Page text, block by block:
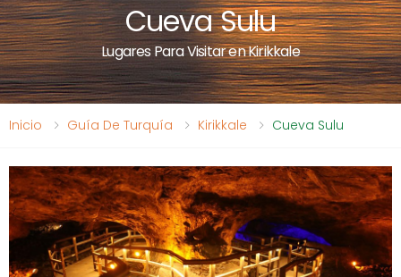
Cueva Sulu
Lugares Para Visitar en Kirikkale
Inicio Guía De Turquía Kirikkale Cueva Sulu